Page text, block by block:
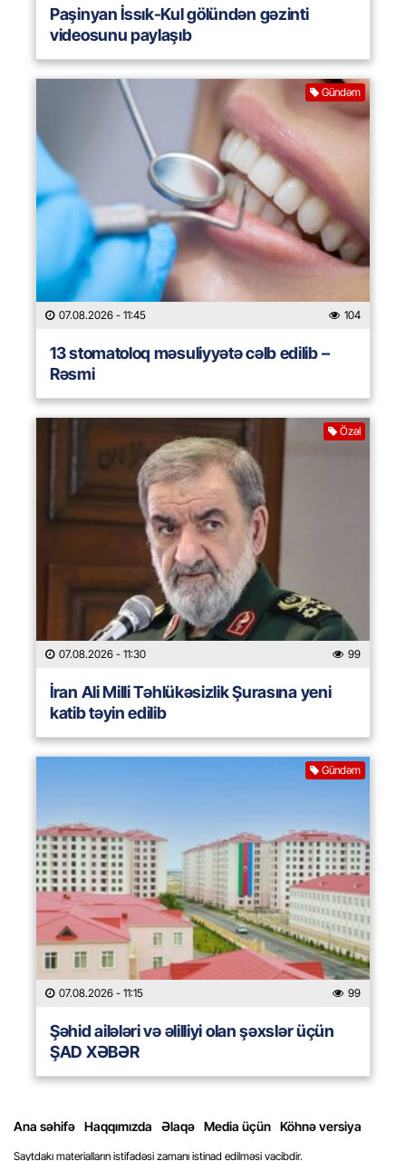
Paşinyan İssık-Kul gölündən gəzinti
videosunu paylaşıb
Gündəm
07.08.2026 - 11:45 104
13 stomatoloq məsuliyyətə cəlb edilib –
Rəsmi
Özəl
07.08.2026 - 11:30 99
İran Ali Milli Təhlükəsizlik Şurasına yeni
katib təyin edilib
Gündəm
07.08.2026 - 11:15 99
Şəhid ailələri və əlilliyi olan şəxslər üçün
ŞAD XƏBƏR
Ana səhifə Haqqımızda Əlaqə Media üçün Köhnə versiya
Saytdakı materialların istifadəsi zamanı istinad edilməsi vacibdir.